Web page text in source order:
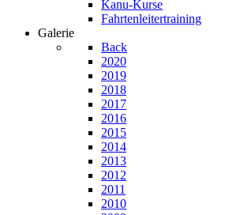
Kanu-Kurse
Fahrtenleitertraining
Galerie
Back
2020
2019
2018
2017
2016
2015
2014
2013
2012
2011
2010